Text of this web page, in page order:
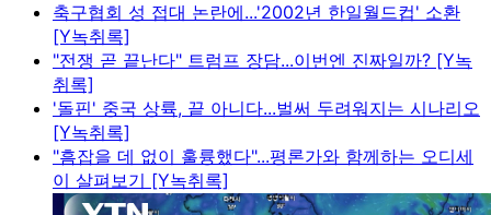
축구협회 성 접대 논란에...'2002년 한일월드컵' 소환
[Y녹취록]
"전쟁 곧 끝난다" 트럼프 장담...이번엔 진짜일까? [Y녹
취록]
'돌핀' 중국 상륙, 끝 아니다...벌써 두려워지는 시나리오
[Y녹취록]
"흠잡을 데 없이 훌륭했다"...평론가와 함께하는 오디세
이 살펴보기 [Y녹취록]